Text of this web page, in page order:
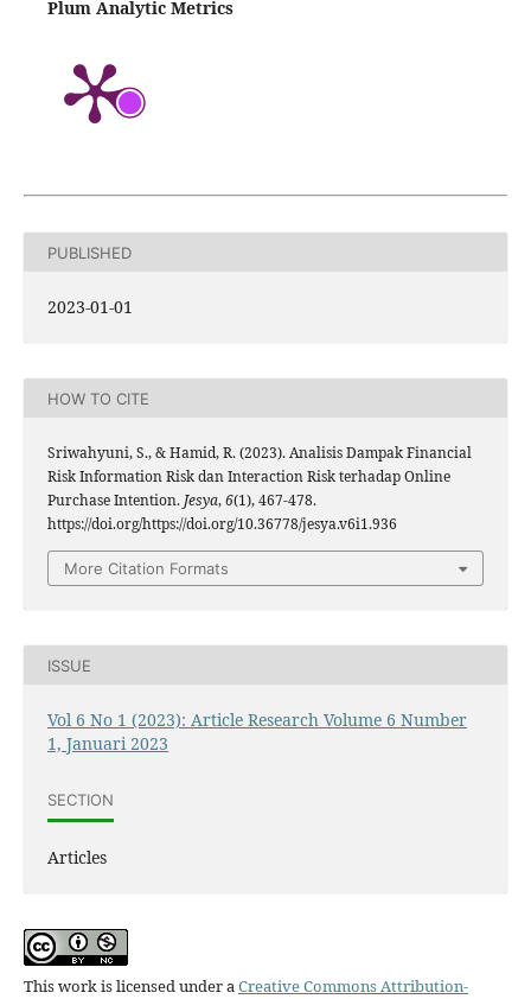
Plum Analytic Metrics
PUBLISHED
2023-01-01
HOW TO CITE
Sriwahyuni, S., & Hamid, R. (2023). Analisis Dampak Financial
Risk Information Risk dan Interaction Risk terhadap Online
Purchase Intention. Jesya,6(1), 467-478.
https://doi.org/https://doi.org/10.36778/jesya.v6i1.936
More Citation Formats
ISSUE
Vol 6 No 1 (2023): Article Research Volume 6 Number
1, Januari 2023
SECTION
Articles
This work is licensed under aCreative Commons Attribution-